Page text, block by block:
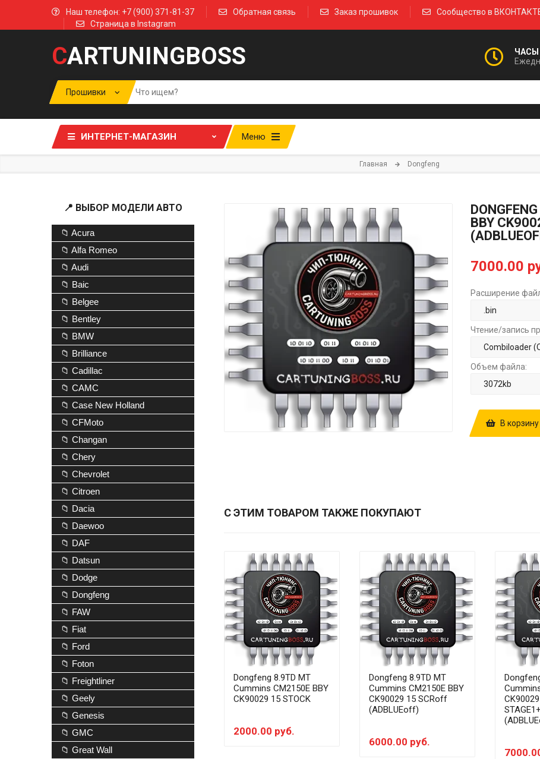
Наш телефон: +7 (900) 371-81-37 Обратная связь Заказ прошивок Сообщество в
Страница в Instagram
CARTUNINGBOSS
ЧАСЫ
ИНТЕРНЕТ-МАГАЗИН Меню
Главная Dongfeng
BBY
7000.00
Расширение
Чтение/запись
Объем файла:
В корзину
С ЭТИМ ТОВАРОМ ТАКЖЕ ПОКУПАЮТ
Dongfeng 8.9TD MT
Cummins CM2150E BBY
CK90029 15 STOCK
2000.00 руб.
Dongfeng 8.9TD MT
Cummins CM2150E BBY
CK90029 15 SCRoff
(ADBLUEoff)
6000.00 руб.
📍 ВЫБОР МОДЕЛИ АВТО
📁 Acura
📁 Alfa Romeo
📁 Audi
📁 Baic
📁 Belgee
📁 Bentley
📁 BMW
📁 Brilliance
📁 Cadillac
📁 CAMC
📁 Case New Holland
📁 CFMoto
📁 Changan
📁 Chery
📁 Chevrolet
📁 Citroen
📁 Dacia
📁 Daewoo
📁 DAF
📁 Datsun
📁 Dodge
📁 Dongfeng
📁 FAW
📁 Fiat
📁 Ford
📁 Foton
📁 Freightliner
📁 Geely
📁 Genesis
📁 GMC
📁 Great Wall